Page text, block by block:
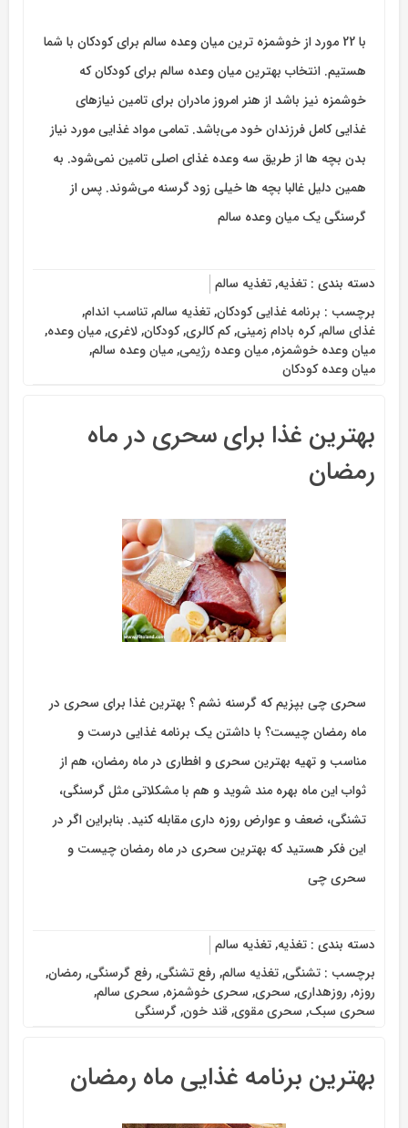
با 22 مورد از خوشمزه ترین میان وعده سالم برای کودکان با شما
هستیم. انتخاب بهترین میان وعده سالم برای کودکان که
خوشمزه نیز باشد از هنر امروز مادران برای تامین نیازهای
غذایی کامل فرزندان خود می‌باشد. تمامی مواد غذایی مورد نیاز
بدن بچه ها از طریق سه وعده غذای اصلی تامین نمی‏‌شود. به
همین دلیل غالبا بچه ها خیلی زود گرسنه می‌‏شوند. پس از
گرسنگی یک میان وعده سالم
دسته بندی : تغذیه,تغذیه سالم
برچسب : برنامه غذایی کودکان,تغذیه سالم,تناسب اندام,
غذای سالم,کره بادام زمینی,کم کالری,کودکان,لاغری,میان وعده,
میان وعده خوشمزه,میان وعده رژیمی,میان وعده سالم,
میان وعده کودکان
بهترین غذا برای سحری در ماه
رمضان
سحری چی بپزیم که گرسنه نشم ؟ بهترین غذا برای سحری در
ماه رمضان چیست؟ با داشتن یک برنامه غذایی درست و
مناسب و تهیه بهترین سحری و افطاری در ماه رمضان، هم از
ثواب این ماه بهره ‏‌مند شوید و هم با مشکلاتی مثل گرسنگی،
تشنگی، ضعف و عوارض روزه داری مقابله کنید. بنابراین اگر در
این فکر هستید که بهترین سحری در ماه رمضان چیست و
سحری چی
دسته بندی : تغذیه,تغذیه سالم
برچسب : تشنگی,تغذیه سالم, رفع تشنگی, رفع گرسنگی, رمضان,
روزه, روزه‏داری, سحری, سحری خوشمزه, سحری سالم,
سحری سبک, سحری مقوی,قند خون,گرسنگی
بهترین برنامه غذایی ماه رمضان